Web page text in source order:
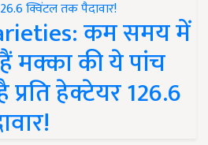
कम समय में
मक्का की ये पांच
हेक्टेयर 126.6